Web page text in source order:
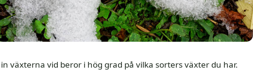
växterna vid beror i hög grad på vilka sorters växter du har.